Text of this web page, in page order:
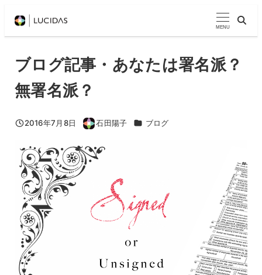
MENU
ブログ記事・あなたは署名派？
無署名派？
投稿日
2016年7月8日
著
石田陽子 カテゴリー
ブログ